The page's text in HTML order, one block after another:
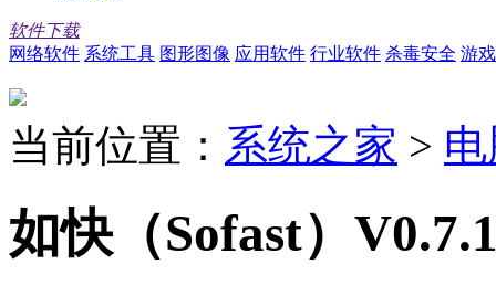
软件下载
网络软件 系统工具 图形图像 应用软件 行业软件 杀毒安全 游
当前位置： 系统之家 >
如快（Sofast）